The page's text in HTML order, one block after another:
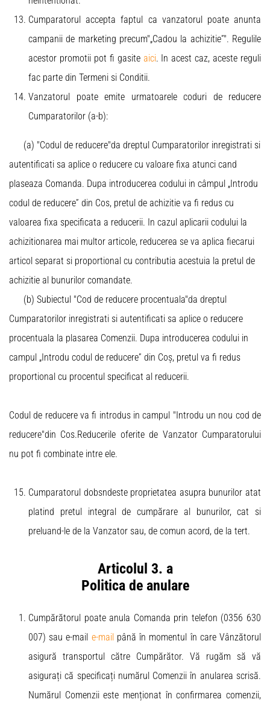
Cumparatorul accepta faptul ca vanzatorul poate anunta
campanii de marketing precum"„Cadou la achizitie”". Regulile
acestor promotii pot fi gasite aici. In acest caz, aceste reguli
fac parte din Termeni si Conditii.
Vanzatorul poate emite urmatoarele coduri de reducere
Cumparatorilor (a-b):
(a) "Codul de reducere"da dreptul Cumparatorilor inregistrati si
autentificati sa aplice o reducere cu valoare fixa atunci cand
plaseaza Comanda. Dupa introducerea codului in câmpul „Introdu
codul de reducere” din Cos, pretul de achizitie va fi redus cu
valoarea fixa specificata a reducerii. In cazul aplicarii codului la
achizitionarea mai multor articole, reducerea se va aplica fiecarui
articol separat si proportional cu contributia acestuia la pretul de
achizitie al bunurilor comandate.
(b) Subiectul "Cod de reducere procentuala"da dreptul
Cumparatorilor inregistrati si autentificati sa aplice o reducere
procentuala la plasarea Comenzii. Dupa introducerea codului in
campul „Introdu codul de reducere” din Coș, pretul va fi redus
proportional cu procentul specificat al reducerii.
Codul de reducere va fi introdus in campul "Introdu un nou cod de
reducere"din Cos.Reducerile oferite de Vanzator Cumparatorului
nu pot fi combinate intre ele.
Cumparatorul dobsndeste proprietatea asupra bunurilor atat
platind pretul integral de cumpărare al bunurilor, cat si
preluand-le de la Vanzator sau, de comun acord, de la tert.
Articolul 3. a
Politica de anulare
Cumpărătorul poate anula Comanda prin telefon (0356 630
007) sau e-mail e-mailpână în momentul în care Vânzătorul
asigură transportul către Cumpărător. Vă rugăm să vă
asigurați că specificați numărul Comenzii în anularea scrisă.
Numărul Comenzii este menționat în confirmarea comenzii,